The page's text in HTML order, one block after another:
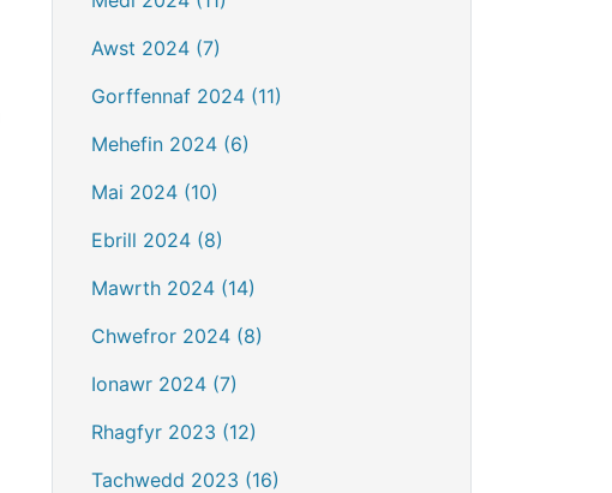
Awst 2024 (7)
Gorffennaf 2024 (11)
Mehefin 2024 (6)
Mai 2024 (10)
Ebrill 2024 (8)
Mawrth 2024 (14)
Chwefror 2024 (8)
Ionawr 2024 (7)
Rhagfyr 2023 (12)
Tachwedd 2023 (16)